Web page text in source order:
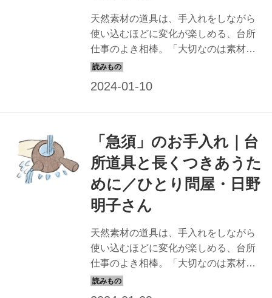
天然素材の道具は、手入れをしながら
使い込むほどに変化が楽しめる、台所
仕事のよき相棒。「大切なのは素材を
知ること」と話す「ひとり問屋」で道
「急須」のお手入れ｜台
所道具と長くつきあうた
めに／ひとり問屋・日野
明子さん
天然素材の道具は、手入れをしながら
使い込むほどに変化が楽しめる、台所
仕事のよき相棒。「大切なのは素材を
知ること」と話す「ひとり問屋」で道